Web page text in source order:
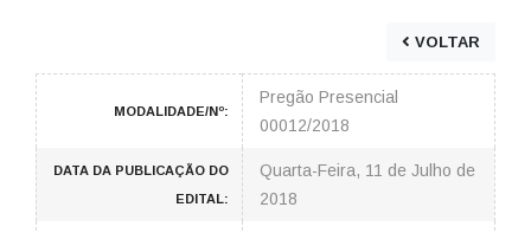
VOLTAR
MODALIDADE/Nº:
Pregão Presencial
00012/2018
DATA DA PUBLICAÇÃO DO
EDITAL:
Quarta-Feira, 11 de Julho de
2018